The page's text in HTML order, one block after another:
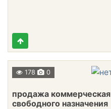
178
0
продажа коммерческая
свободного назначения